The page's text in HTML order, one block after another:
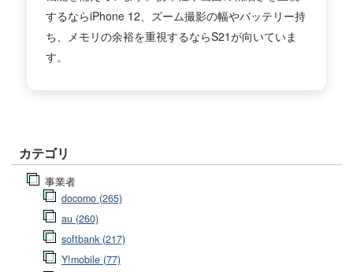
するならiPhone 12、ズーム撮影の幅やバッテリー持
ち、メモリの余裕を重視するならS21が向いていま
す。
カテゴリ
事業者
docomo (265)
au (260)
softbank (217)
Y!mobile (77)